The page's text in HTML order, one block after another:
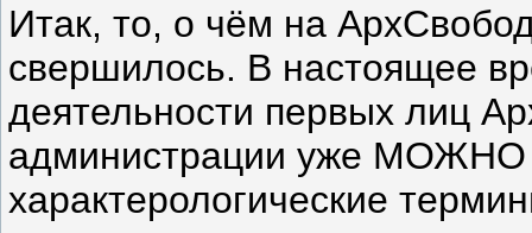
Итак, то, о чём на
свершилось. В настоящее
деятельности первых лиц
администрации уже МОЖНО
характерологические